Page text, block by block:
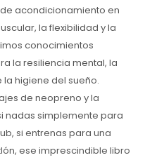
acondicionamiento en
la flexibilidad y la
conocimientos
la resiliencia mental, la
higiene del sueño.
de neopreno y la
nadas simplemente para
si entrenas para una
ese imprescindible libro